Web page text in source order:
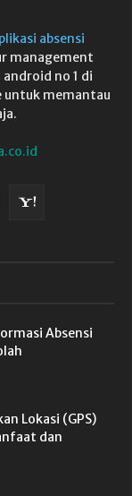
absensi
management
no 1 di
untuk memantau
Absensi
Lokasi (GPS)
dan